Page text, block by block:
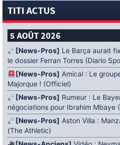
TITI ACTUS
5 AOÛT 2026
[News-Pros] Le Barça aurait
le dossier Ferran Torres (Diario
[News-Pros] Amical : Le
Majorque ! (Officiel)
[News-Pros] Rumeur : Le
négociations pour Ibrahim Mbaye
[News-Pros] Aston Villa :
(The Athletic)